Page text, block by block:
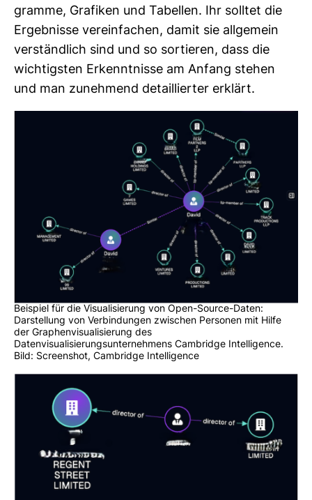
gramme, Gra­fiken und Tabellen. Ihr solltet die
Ergeb­nisse ver­ein­fa­chen, damit sie all­ge­mein
ver­ständ­lich sind und so sor­tieren, dass die
wich­tigsten Erkennt­nisse am Anfang stehen
und man zuneh­mend detail­lierter erklärt.
Beispiel für die Visualisierung von Open-Source-Daten:
Darstellung von Verbindungen zwischen Personen mit Hilfe
der Graphenvisualisierung des
Datenvisualisierungsunternehmens Cambridge Intelligence.
Bild: Screenshot, Cambridge Intelligence